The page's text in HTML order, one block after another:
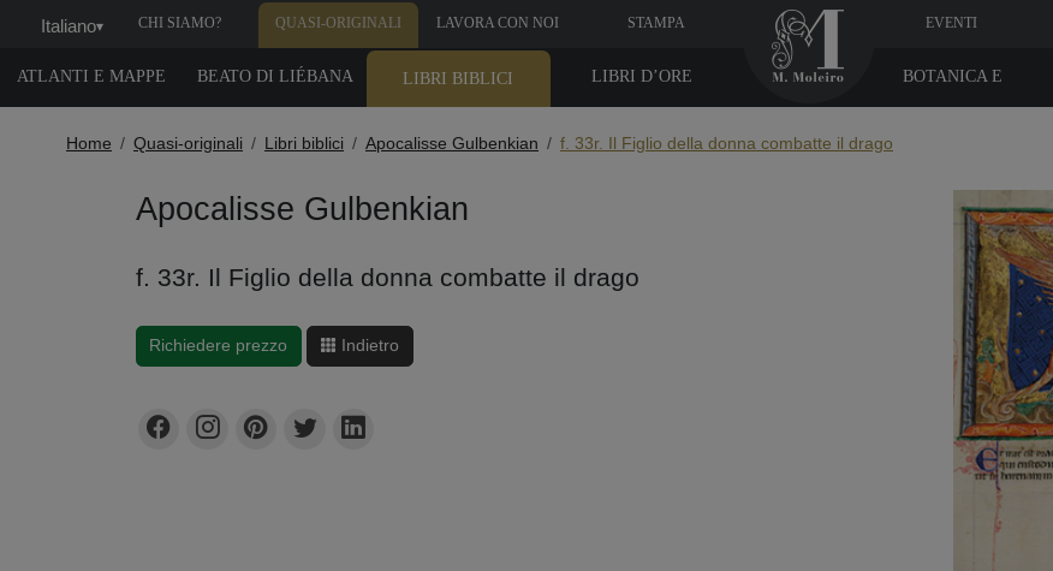
Italiano▾ CHI SIAMO? QUASI-ORIGINALI LAVORA CON NOI STAMPA EVENTI
ATLANTI E MAPPE BEATO DI LIÉBANA LIBRI BIBLICI LIBRI D’ORE BOTANICA E
Home Quasi-originali Libri biblici Apocalisse Gulbenkian f. 33r. Il Figlio della donna combatte il drago
Apocalisse Gulbenkian
f. 33r. Il Figlio della donna combatte il drago
Richiedere prezzo Indietro